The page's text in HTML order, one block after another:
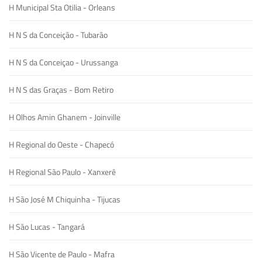
H Municipal Sta Otilia - Orleans
H N S da Conceição - Tubarão
H N S da Conceiçao - Urussanga
H N S das Graças - Bom Retiro
H Olhos Amin Ghanem - Joinville
H Regional do Oeste - Chapecó
H Regional São Paulo - Xanxerê
H São José M Chiquinha - Tijucas
H São Lucas - Tangará
H São Vicente de Paulo - Mafra